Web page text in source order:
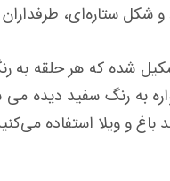
شکل ستاره‌ای،
شده که هر حلقه
به رنگ سفید دیده
باغ و ویلا استفاده